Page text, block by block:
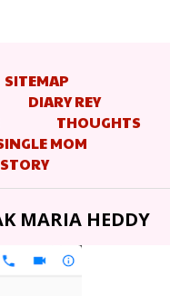
SITEMAP
DIARY REY
THOUGHTS
MOM
MARIA HEDDY